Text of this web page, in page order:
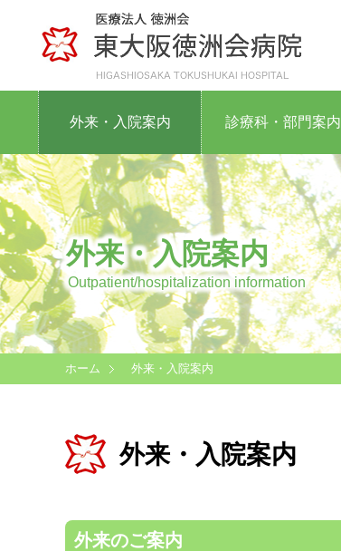
外来・入院案内 診療科・部門案内
外来・入院案内
Outpatient/hospitalization information
ホーム 外来・入院案内
外来・入院案内
外来のご案内